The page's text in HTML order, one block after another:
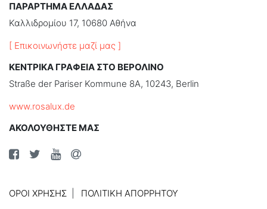
ΠΑΡΑΡΤΗΜΑ ΕΛΛΑΔΑΣ
Καλλιδρομίου 17, 10680 Αθήνα
[ Επικοινωνήστε μαζί μας ]
ΚΕΝΤΡΙΚΑ ΓΡΑΦΕΙΑ ΣΤΟ ΒΕΡΟΛΙΝΟ
Straße der Pariser Kommune 8A, 10243, Berlin
www.rosalux.de
ΑΚΟΛΟΥΘΗΣΤΕ ΜΑΣ
ΌΡΟΙ ΧΡΉΣΗΣ
ΠΟΛΙΤΙΚΉ ΑΠΟΡΡΉΤΟΥ